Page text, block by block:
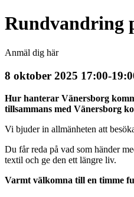
Rundvandring
Anmäl dig här
8 oktober 2025 17:00-
Hur hanterar Vänersborg
tillsammans med Vänersborg
Vi bjuder in allmänheten att
Du får reda på vad som händer
textil och ge den ett längre liv.
Varmt välkomna till en timme